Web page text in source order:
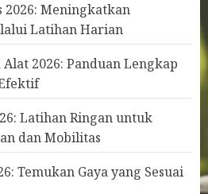
2026: Meningkatkan
Latihan Harian
Alat 2026: Panduan Lengkap
Latihan Ringan untuk
dan Mobilitas
Temukan Gaya yang Sesuai